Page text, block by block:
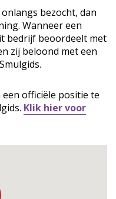
bezocht, dan
Wanneer een
bedrijf beoordeelt met
zij beloond met een
officiële positie te
Klik hier voor